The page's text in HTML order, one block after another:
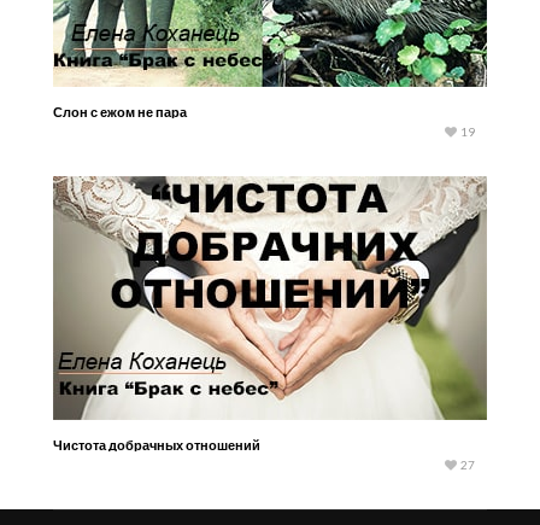
Слон с ежом не пара
19
Чистота добрачных отношений
27